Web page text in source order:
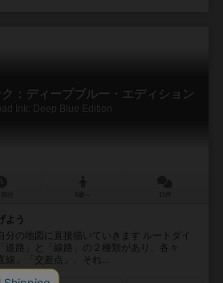
：ディープブルー・エディション
Ink: Deep Blue Edition
よう
分の地図に直接描いていきます ルートダイ
道路」と「線路」の２種類があり、各々
線」「交差点」、それ...